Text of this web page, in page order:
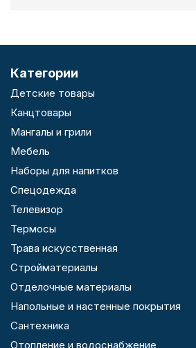
Категории
Детские товары
Канцтовары
Мангалы и грили
Мебель
Наборы для напитков
Спецодежда
Телевизор
Термосы
Трава искусственная
Стройматериалы
Отделочные материалы
Напольные и настенные покрытия
Сантехника
Отопление и водоснабжение